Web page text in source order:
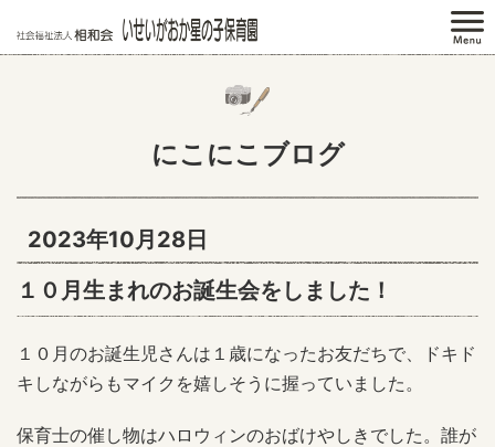
にこにこブログ
2023年10月28日
１０月生まれのお誕生会をしました！
１０月のお誕生児さんは１歳になったお友だちで、ドキド
キしながらもマイクを嬉しそうに握っていました。
保育士の催し物はハロウィンのおばけやしきでした。誰が